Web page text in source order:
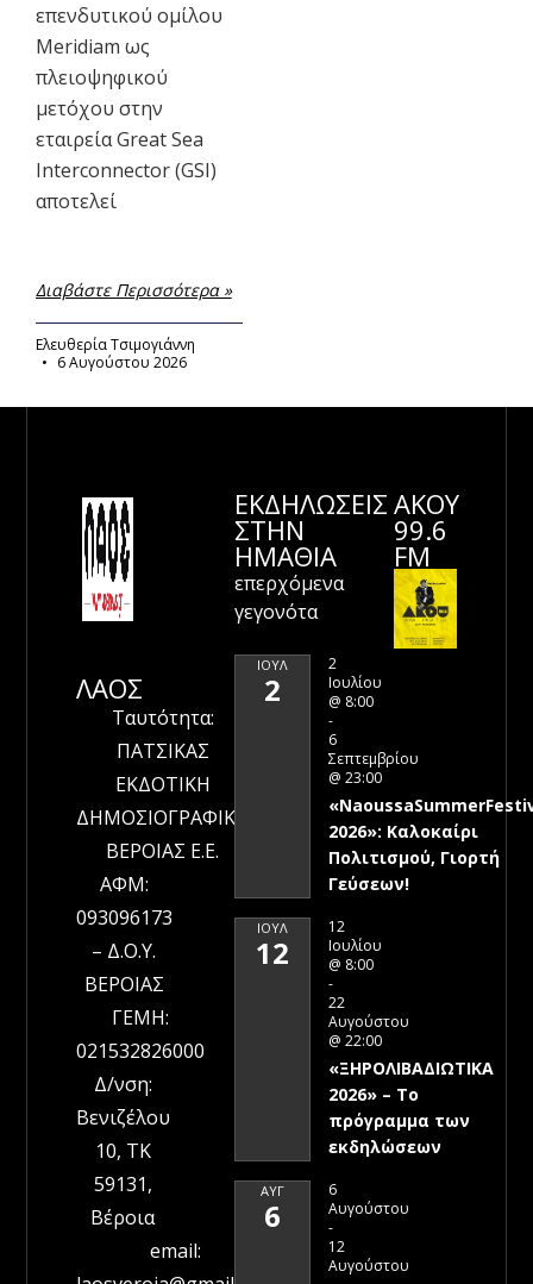
επενδυτικού ομίλου
Meridiam ως
πλειοψηφικού
μετόχου στην
εταιρεία Great Sea
Interconnector (GSI)
αποτελεί
Διαβάστε Περισσότερα »
Ελευθερία Τσιμογιάννη
6 Αυγούστου 2026
ΛΑΟΣ
Ταυτότητα:
ΠΑΤΣΙΚΑΣ
ΕΚΔΟΤΙΚΗ
ΔΗΜΟΣΙΟΓΡΑΦΙΚΗ
ΒΕΡΟΙΑΣ Ε.Ε.
ΑΦΜ:
093096173
– Δ.Ο.Υ.
ΒΕΡΟΙΑΣ
ΓΕΜΗ:
021532826000
Δ/νση:
Βενιζέλου
10, ΤΚ
59131,
Βέροια
email:
ΕΚΔΗΛΩΣΕΙΣ
ΣΤΗΝ
ΗΜΑΘΊΑ
επερχόμενα
γεγονότα
ΙΟΎΛ
2
2
Ιουλίου
@ 8:00
-
6
Σεπτεμβρίου
@ 23:00
2026»: Καλοκαίρι
Πολιτισμού, Γιορτή
Γεύσεων!
ΙΟΎΛ
12
12
Ιουλίου
@ 8:00
-
22
Αυγούστου
@ 22:00
«ΞΗΡΟΛΙΒΑΔΙΩΤΙΚΑ
2026» – To
πρόγραμμα των
εκδηλώσεων
ΑΥΓ
6
6
Αυγούστου
-
12
Αυγούστου
ΑΚΟΥ
99.6
FM